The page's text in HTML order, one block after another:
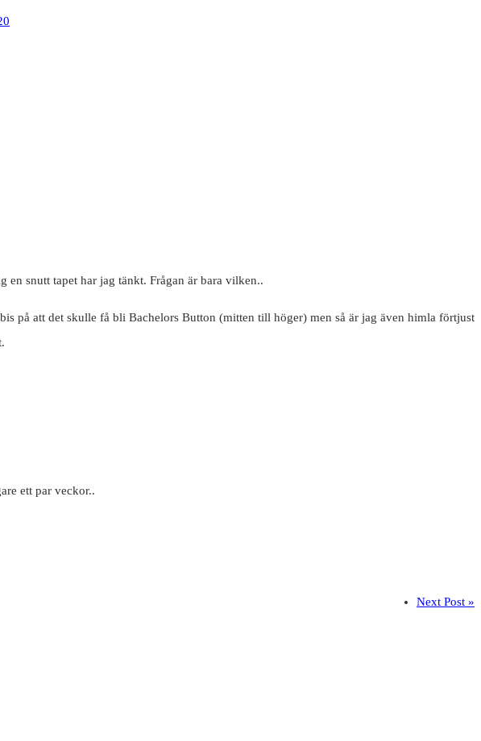
snutt tapet har jag tänkt. Frågan är bara vilken..
på att det skulle få bli Bachelors Button (mitten till höger) men så är jag även himla förtjust
ett par veckor..
Next Post »